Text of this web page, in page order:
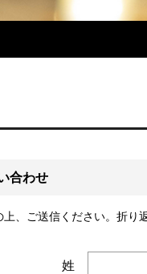
合わせ
、ご送信ください。折り
姓